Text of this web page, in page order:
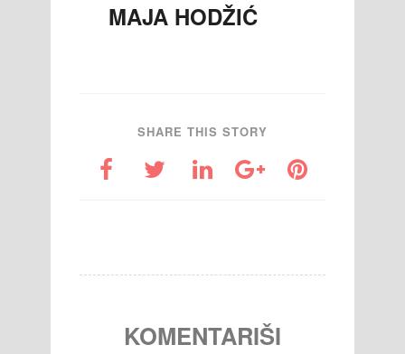
MAJA HODŽIĆ
SHARE THIS STORY
KOMENTARIŠI